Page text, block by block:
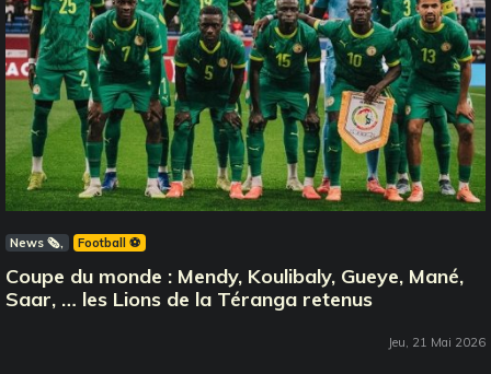
News 🗞️ Football ⚽️
Coupe du monde : Mendy, Koulibaly, Gueye, Mané,
Saar, … les Lions de la Téranga retenus
Jeu, 21 Mai 2026